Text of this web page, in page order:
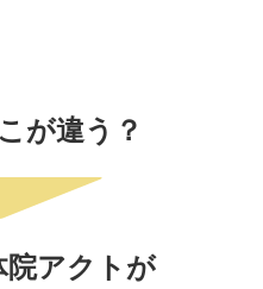
が違う？
院アクトが